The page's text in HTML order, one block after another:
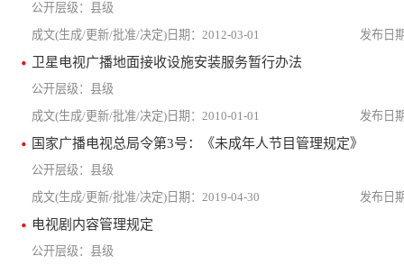
县级
2012-03-01
卫星电视广播地面接收设施安装服务暂行办法
县级
2010-01-01
国家广播电视总局令第3号：《未成年人节目管理规定》
县级
2019-04-30
电视剧内容管理规定
县级